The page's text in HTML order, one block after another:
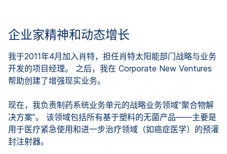
企业家精神和动态增长
我于2011年4月加入肖特，担任肖特太阳能部门战略与业务
开发的项目经理。 之后，我在 Corporate New Ventures
帮助创建了增强现实业务。
现在，我负责制药系统业务单元的战略业务领域“聚合物解
决方案”。 该领域包括所有基于塑料的无菌产品——主要是
用于医疗紧急使用和进一步治疗领域（如癌症医学）的预灌
封注射器。